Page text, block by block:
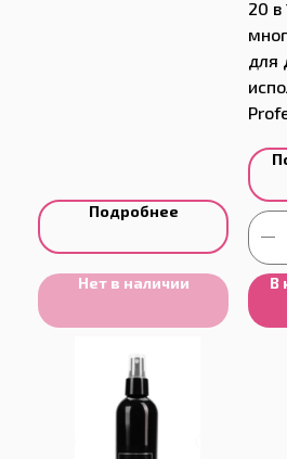
Подробнее
Нет в наличии
20 в
для
В